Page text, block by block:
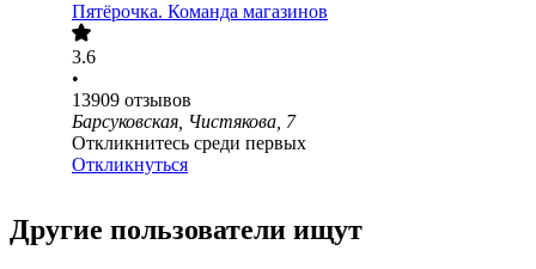
Пятёрочка. Команда магазинов
3.6
•
13909 отзывов
Барсуковская, Чистякова, 7
Откликнитесь среди первых
Откликнуться
Другие пользователи ищут